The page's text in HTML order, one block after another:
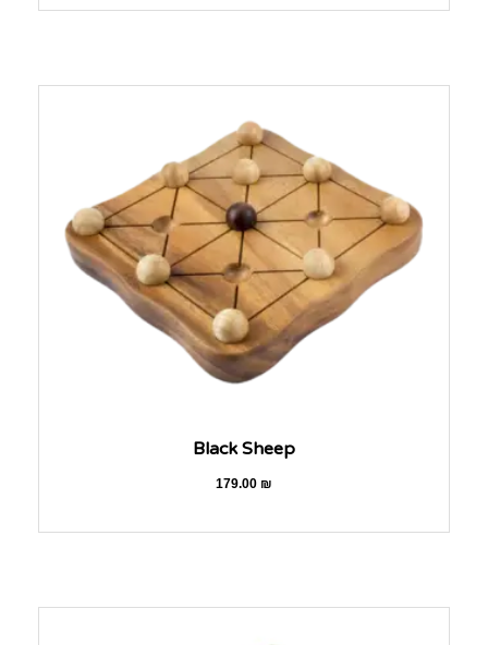
Black Sheep
179.00₪